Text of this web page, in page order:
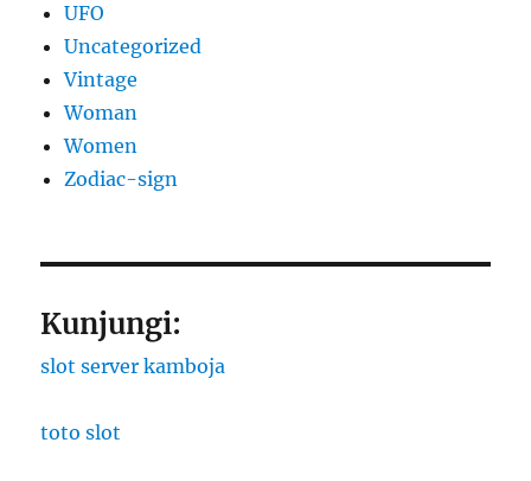
UFO
Uncategorized
Vintage
Woman
Women
Zodiac-sign
Kunjungi:
slot server kamboja
toto slot